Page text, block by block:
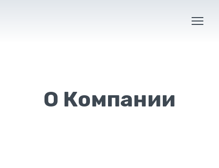
О Компании